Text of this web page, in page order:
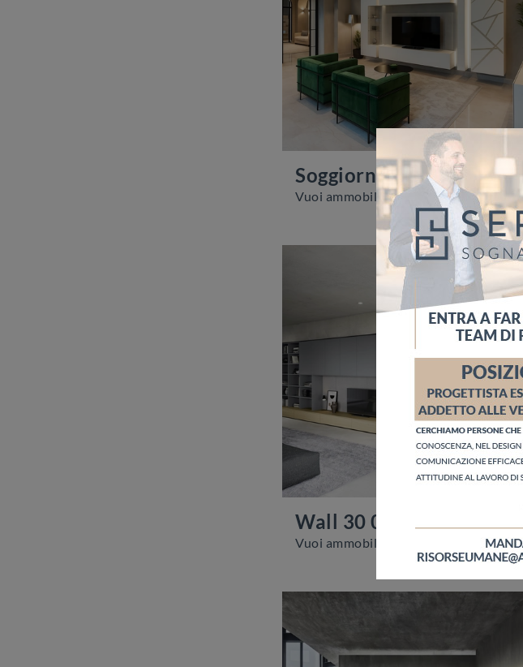
Soggiorno Bianco
Vuoi ammobiliare un soggiorno dinamico e operativo? Ti offriamo la parete attrezzata Soggiorno Bianco Voltan dalle forme decise moderne.
Wall 30 06
Vuoi ammobiliare un soggiorno pratico e dinamico? Ecco a te la parete attrezzata Wall 30 06 Novamobili dalle linee decise moderne.